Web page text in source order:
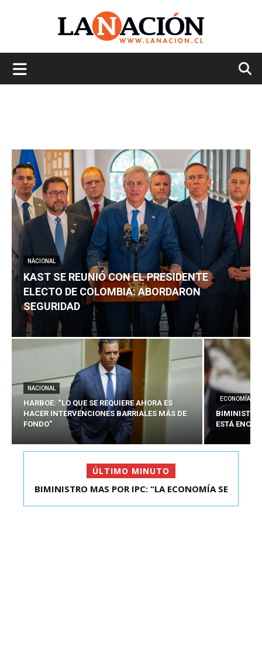
NACIONAL
KAST SE REUNIÓ CON EL PRESIDENTE
ELECTO DE COLOMBIA: ABORDARON
SEGURIDAD
NACIONAL
HARBOE: “LO QUE SE REQUIERE AHORA ES
HACER INTERVENCIONES BARRIALES MÁS DE
FONDO”
ECONOMÍA
BIMINISTRO
ESTÁ
ÚLTIMO MINUTO
BIMINISTRO MAS POR IPC: “LA ECONOMÍA SE